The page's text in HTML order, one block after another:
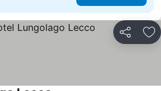
Partilhar